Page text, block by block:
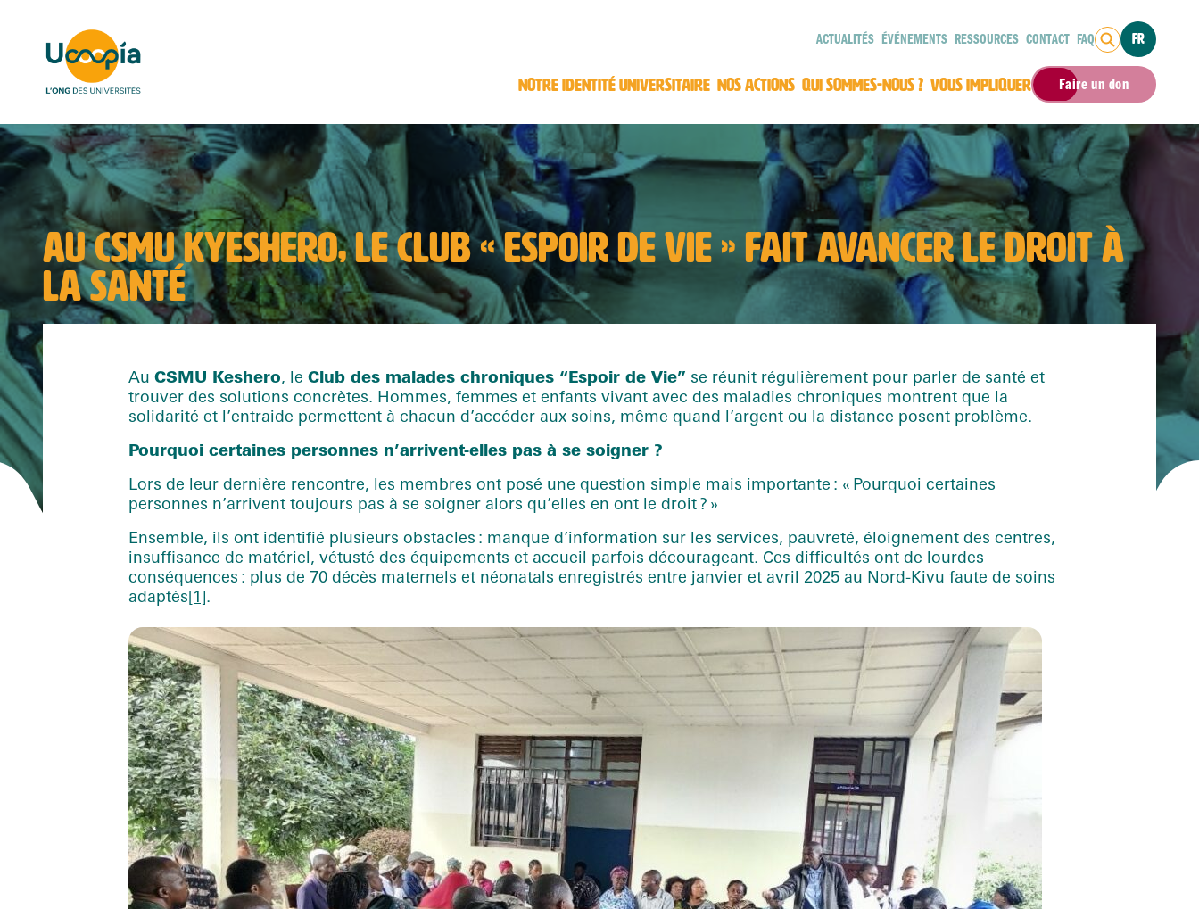
ACTUALITÉS ÉVÉNEMENTS RESSOURCES CONTACT FAQ FR
NOTRE IDENTITÉ UNIVERSITAIRE NOS ACTIONS QUI SOMMES-NOUS ? VOUS IMPLIQUER Faire un don
AU CSMU KYESHERO, LE CLUB « ESPOIR DE VIE » FAIT AVANCER LE DROIT À
LA SANTÉ
Au CSMU Keshero, le Club des malades chroniques “Espoir de Vie” se réunit régulièrement pour parler de santé et
trouver des solutions concrètes. Hommes, femmes et enfants vivant avec des maladies chroniques montrent que la
solidarité et l’entraide permettent à chacun d’accéder aux soins, même quand l’argent ou la distance posent problème.
Pourquoi certaines personnes n’arrivent-elles pas à se soigner ?
Lors de leur dernière rencontre, les membres ont posé une question simple mais importante : « Pourquoi certaines
personnes n’arrivent toujours pas à se soigner alors qu’elles en ont le droit ? »
Ensemble, ils ont identifié plusieurs obstacles : manque d’information sur les services, pauvreté, éloignement des centres,
insuffisance de matériel, vétusté des équipements et accueil parfois décourageant. Ces difficultés ont de lourdes
conséquences : plus de 70 décès maternels et néonatals enregistrés entre janvier et avril 2025 au Nord-Kivu faute de soins
adaptés[1].